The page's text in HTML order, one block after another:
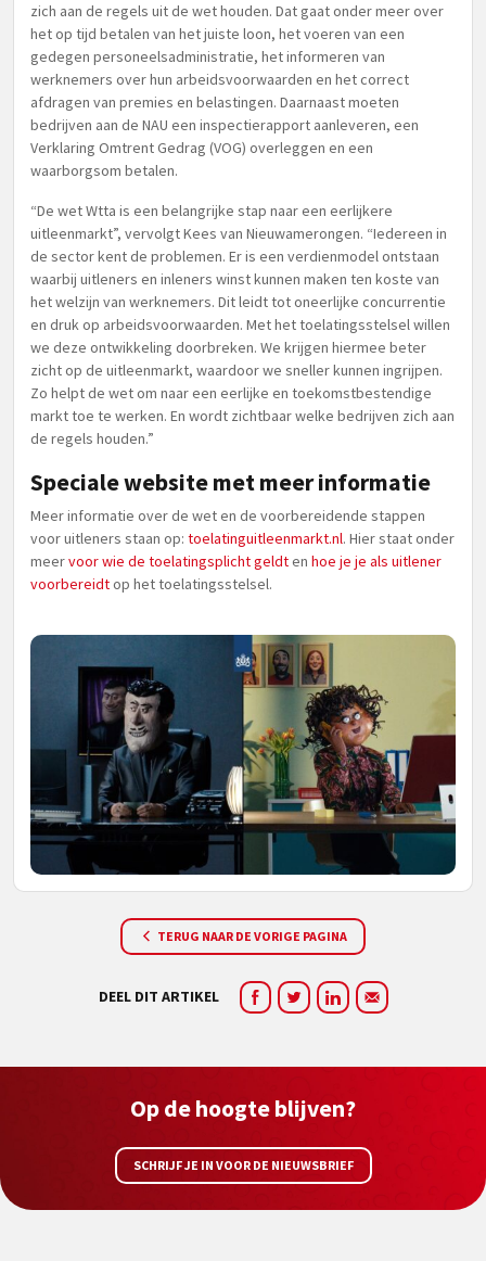
zich aan de regels uit de wet houden. Dat gaat onder meer over
het op tijd betalen van het juiste loon, het voeren van een
gedegen personeelsadministratie, het informeren van
werknemers over hun arbeidsvoorwaarden en het correct
afdragen van premies en belastingen. Daarnaast moeten
bedrijven aan de NAU een inspectierapport aanleveren, een
Verklaring Omtrent Gedrag (VOG) overleggen en een
waarborgsom betalen.
“De wet Wtta is een belangrijke stap naar een eerlijkere
uitleenmarkt”, vervolgt Kees van Nieuwamerongen. “Iedereen in
de sector kent de problemen. Er is een verdienmodel ontstaan
waarbij uitleners en inleners winst kunnen maken ten koste van
het welzijn van werknemers. Dit leidt tot oneerlijke concurrentie
en druk op arbeidsvoorwaarden. Met het toelatingsstelsel willen
we deze ontwikkeling doorbreken. We krijgen hiermee beter
zicht op de uitleenmarkt, waardoor we sneller kunnen ingrijpen.
Zo helpt de wet om naar een eerlijke en toekomstbestendige
markt toe te werken. En wordt zichtbaar welke bedrijven zich aan
de regels houden.”
Speciale website met meer informatie
Meer informatie over de wet en de voorbereidende stappen
voor uitleners staan op: toelatinguitleenmarkt.nl. Hier staat onder
meervoor wie de toelatingsplicht geldten hoe je je als uitlener
voorbereidtop het toelatingsstelsel.
TERUG NAAR DE VORIGE PAGINA
DEEL DIT ARTIKEL
Op de hoogte blijven?
SCHRIJF JE IN VOOR DE NIEUWSBRIEF